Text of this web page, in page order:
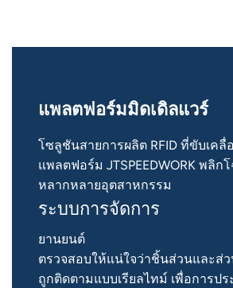
แพลตฟอร์มมิดเดิลแวร์
โซลูชันสายการผลิต RFID ที่ขับเคลื่
แพลตฟอร์ม JTSPEEDWORK พลิก
หลากหลายอุตสาหกรรม
ระบบการจัดการ
ยานยนต์
ตรวจสอบให้แน่ใจว่าชิ้นส่วนและส่
ถูกติดตามแบบเรียลไทม์ เพื่อการป